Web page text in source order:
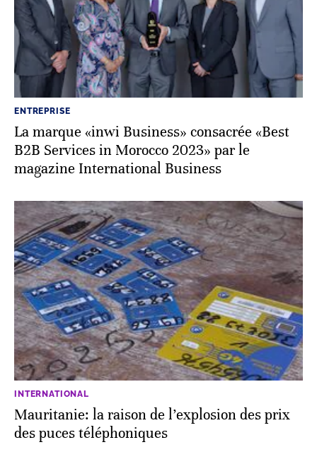
ENTREPRISE
La marque «inwi Business» consacrée «Best
B2B Services in Morocco 2023» par le
magazine International Business
INTERNATIONAL
Mauritanie: la raison de l’explosion des prix
des puces téléphoniques